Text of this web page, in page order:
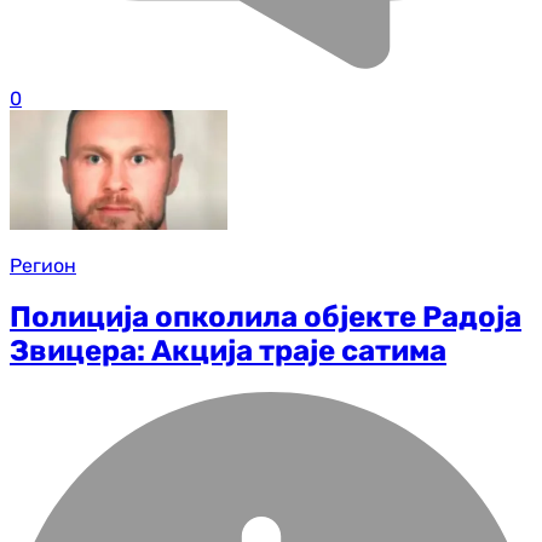
0
Регион
Полиција опколила објекте Радоја
Звицера: Акција траје сатима